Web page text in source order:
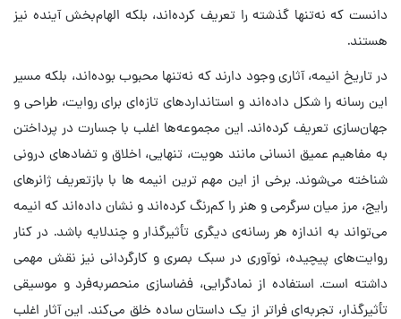
دانست که نه‌تنها گذشته را تعریف کرده‌اند، بلکه الهام‌بخش آینده نیز
هستند.
در تاریخ انیمه، آثاری وجود دارند که نه‌تنها محبوب بوده‌اند، بلکه مسیر
این رسانه را شکل داده‌اند و استانداردهای تازه‌ای برای روایت، طراحی و
جهان‌سازی تعریف کرده‌اند. این مجموعه‌ها اغلب با جسارت در پرداختن
به مفاهیم عمیق انسانی مانند هویت، تنهایی، اخلاق و تضادهای درونی
شناخته می‌شوند. برخی از این مهم ترین انیمه ها با بازتعریف ژانرهای
رایج، مرز میان سرگرمی و هنر را کم‌رنگ کرده‌اند و نشان داده‌اند که انیمه
می‌تواند به اندازه هر رسانه‌ی دیگری تأثیرگذار و چندلایه باشد. در کنار
روایت‌های پیچیده، نوآوری در سبک بصری و کارگردانی نیز نقش مهمی
داشته است. استفاده از نمادگرایی، فضاسازی منحصربه‌فرد و موسیقی
تأثیرگذار، تجربه‌ای فراتر از یک داستان ساده خلق می‌کند. این آثار اغلب